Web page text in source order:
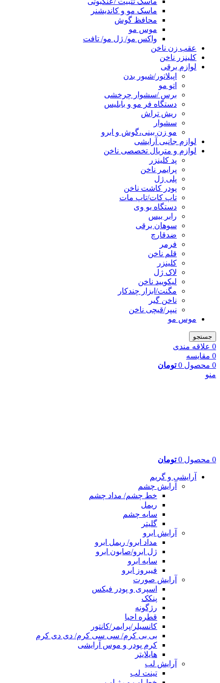
ماسک مو و کاندیشنر
محافظ گوش
موس مو
واکس مو/ ژل مو/ تافت
عقب زن ناخن
کلینزر ناخن
لوازم برقی
اپیلاتور/شیور بدن
اتو مو
برس /سشوار چرخشی
دستگاه فر مو و بابلیس
ریش تراش
سشوار
مو زن بینی،گوش و ابرو
لوازم جانبی آرایشی
لوازم و متریال تخصصی ناخن
پد کلینزر
پرایمر ناخن
پلی ژل
پودر کاشت ناخن
تاپ کات/تاپ مات
دستگاه یو وی
رابر بیس
سوهان برقی
ضدقارچ
فرمر
قلم ناخن
کلینزر
لاک ژل
لیکوييد ناخن
مگنت/ابزار چندکار
ناخن گیر
نیپر/قیچی ناخن
موس مو
جستجو
0 علاقه مندی
0 مقایسه
0 محصول 0 تومان
منو
0 محصول 0 تومان
آرایشی و گریم
آرایش چشم
خط چشم/ مداد چشم
ریمل
سایه چشم
گلیتر
آرایش ابرو
مداد ابرو/ ریمل ابرو
ژل ابرو/صابون ابرو
سایه ابرو
فیبروز ابرو
آرایش صورت
اسپری و پودر فیکس
پنکک
رژگونه
قطره احیا
کانسیلر/پرایمر/کانتور
بی بی کرم/ سی سی کرم/ دی دی کرم
کرم پودر و موس آرایشی
هایلایتر
آرایش لب
تینت لب